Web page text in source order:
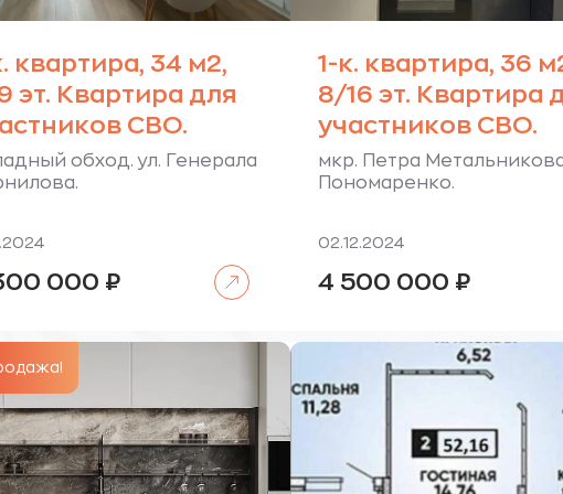
квартира, 34 м2,
эт. Квартира для
СВО.
обход. ул. Генерала
000 ₽
1-к. квартира, 36
8/16 эт. Квартира
участников СВО.
мкр. Петра
Пономаренко.
02.12.2024
4 500 000 ₽